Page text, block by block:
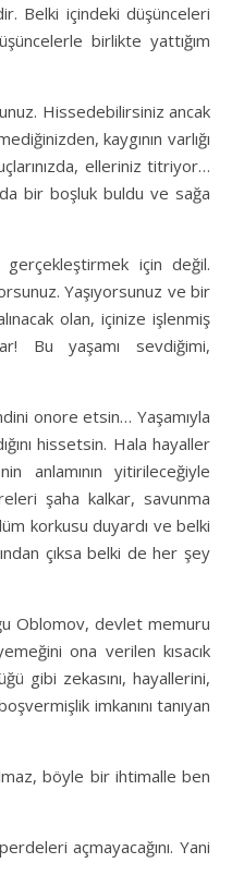
Belki içindeki düşünceleri
birlikte yattığım
Hissedebilirsiniz ancak
kaygının varlığı
elleriniz titriyor…
bir boşluk buldu ve sağa
gerçekleştirmek için değil.
Yaşıyorsunuz ve bir
olan, içinize işlenmiş
Bu yaşamı sevdiğimi,
onore etsin… Yaşamıyla
hissetsin. Hala hayaller
anlamının yitirileceğiyle
şaha kalkar, savunma
korkusu duyardı ve belki
çıksa belki de her şey
Oblomov, devlet memuru
ona verilen kısacık
gibi zekasını, hayallerini,
imkanını tanıyan
böyle bir ihtimalle ben
açmayacağını. Yani